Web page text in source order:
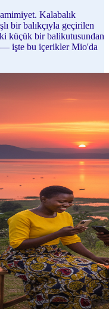
Kalabalık
bir balıkçıyla geçirilen
küçük bir balikutusundan
— işte bu içerikler Mio'da